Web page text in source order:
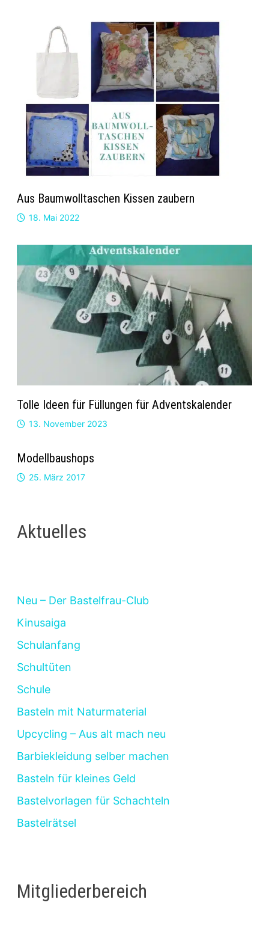
Aus Baumwolltaschen Kissen zaubern
18. Mai 2022
Tolle Ideen für Füllungen für Adventskalender
13. November 2023
Modellbaushops
25. März 2017
Aktuelles
Neu – Der Bastelfrau-Club
Kinusaiga
Schulanfang
Schultüten
Schule
Basteln mit Naturmaterial
Upcycling – Aus alt mach neu
Barbiekleidung selber machen
Basteln für kleines Geld
Bastelvorlagen für Schachteln
Bastelrätsel
Mitgliederbereich